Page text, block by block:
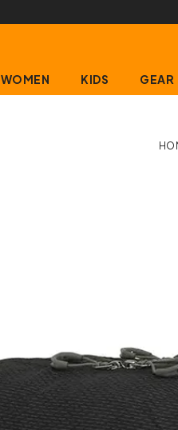
WOMEN KIDS GEAR